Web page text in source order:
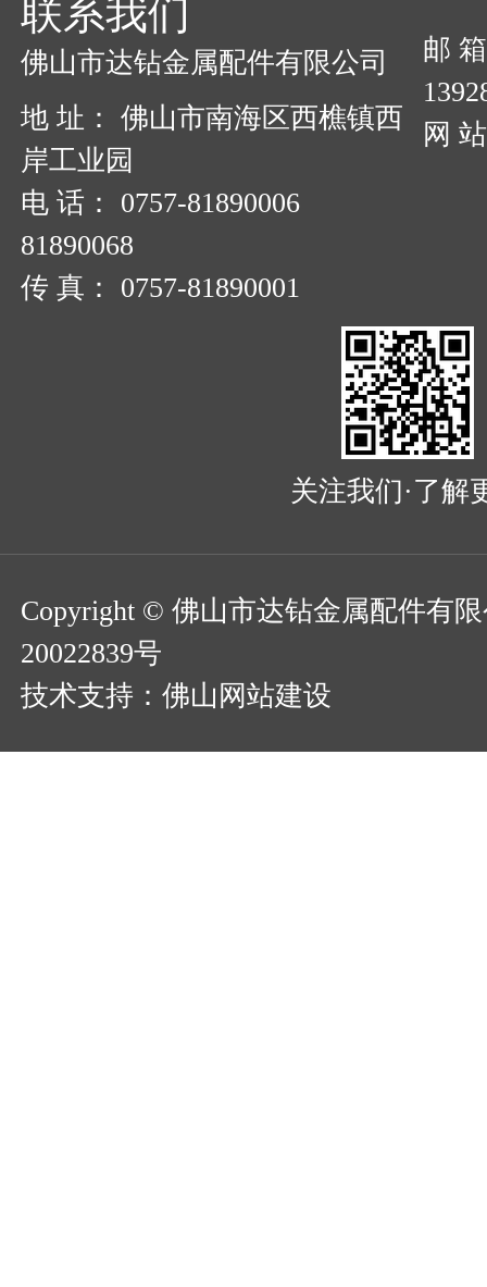
联系我们
佛山市达钻金属配件有限公司
地 址： 佛山市南海区西樵镇西
岸工业园
电 话： 0757-81890006
81890068
传 真： 0757-81890001
邮
网
关注我们·了解
Copyright © 佛山市达钻金属配件有
20022839号
技术支持： 佛山网站建设